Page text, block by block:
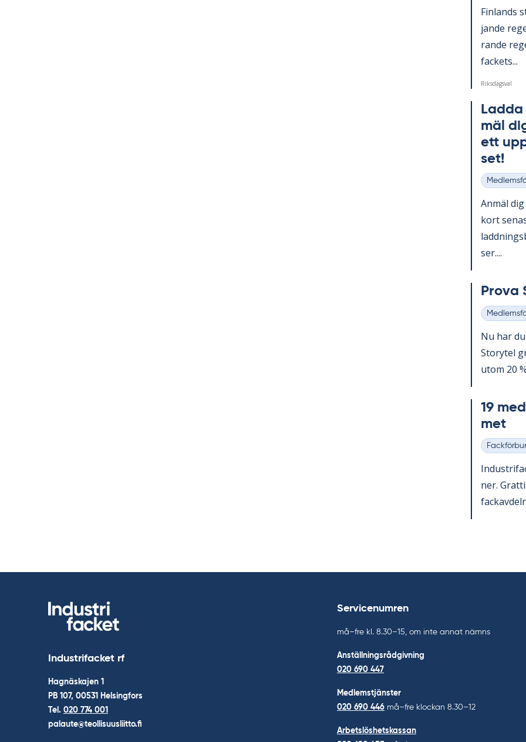
Fin­lan­ds
jan­de
ran­de
fac­kets...
Riksdagsval
mäl
ett
set!
Kategorier
An­mäl
kort
ser....
Prova
Kategorier
Nu har
Sto­ry­tel
utom 20
19
met
Kategorier
ner.
Industrifacket rf
Hagnäskajen 1
PB 107, 00531 Helsingfors
Tel. 020 774 001
palaute@teollisuusliitto.fi
Servicenumren
må–fre kl. 8.30–15, om inte annat nämns
Anställningsrådgivning
020 690 447
Medlemstjänster
020 690 446 må–fre klockan 8.30–12
Arbetslöshetskassan